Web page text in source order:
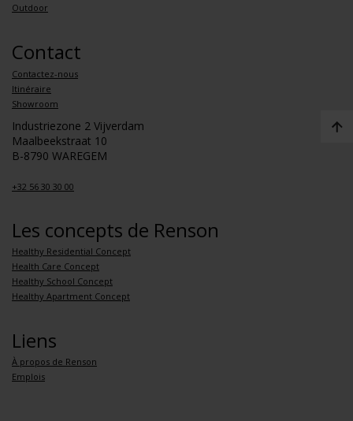
Outdoor
Contact
Contactez-nous
Itinéraire
Showroom
Industriezone 2 Vijverdam
Maalbeekstraat 10
B-8790 WAREGEM
+32 56 30 30 00
Les concepts de Renson
Healthy Residential Concept
Health Care Concept
Healthy School Concept
Healthy Apartment Concept
Liens
À propos de Renson
Emplois